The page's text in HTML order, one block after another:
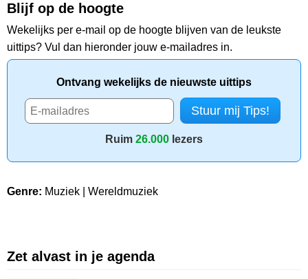
Blijf op de hoogte
Wekelijks per e-mail op de hoogte blijven van de leukste
uittips? Vul dan hieronder jouw e-mailadres in.
Ontvang wekelijks de nieuwste uittips
Ruim 26.000 lezers
Genre: Muziek | Wereldmuziek
Zet alvast in je agenda